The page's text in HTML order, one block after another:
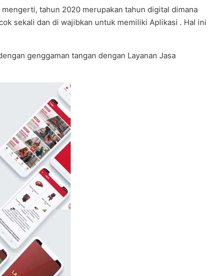
tahun 2020 merupakan tahun digital dimana
sekali dan di wajibkan untuk memiliki Aplikasi . Hal ini
genggaman tangan dengan Layanan Jasa